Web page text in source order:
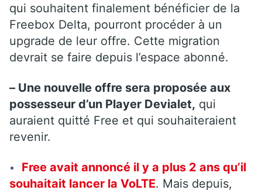
qui souhaitent finalement bénéficier de la
Freebox Delta, pourront procéder à un
upgrade de leur offre. Cette migration
devrait se faire depuis l’espace abonné.
– Une nouvelle offre sera proposée aux
possesseur d’un Player Devialet, qui
auraient quitté Free et qui souhaiteraient
revenir.
Free avait annoncé il y a plus 2 ans qu’il
souhaitait lancer la VoLTE. Mais depuis,